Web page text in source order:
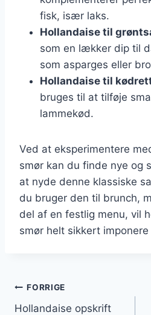
fisk, især laks.
Hollandaise til
som en lækker dip til
som asparges eller
Hollandaise til
bruges til at tilføje
lammekød.
Ved at eksperimentere
smør kan du finde nye og
at nyde denne klassiske
du bruger den til brunch,
del af en festlig menu, vil
smør helt sikkert
FORRIGE
Hollandaise opskrift